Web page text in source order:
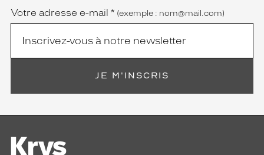
Votre adresse e-mail * (exemple : nom@mail.com)
JE M'INSCRIS